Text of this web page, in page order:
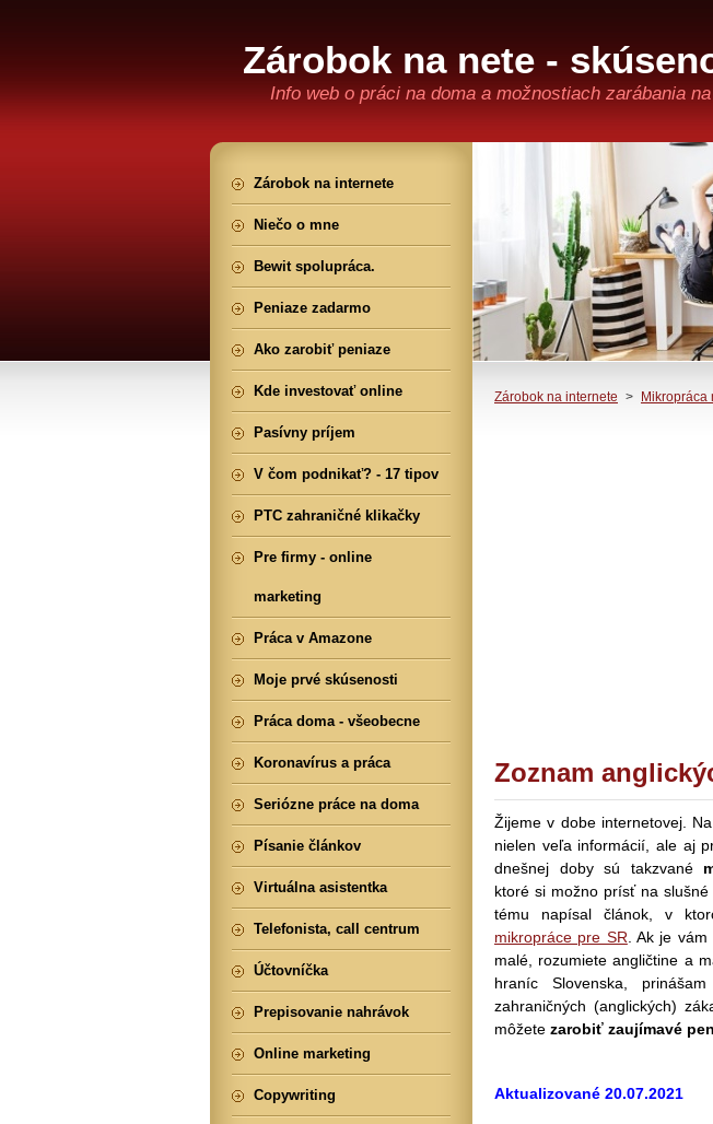
Zárobok na nete -
Info web o práci na doma a možnostiach zarábania
Zárobok na internete > Mikropráca
Zoznam
Žijeme v dobe internetovej.
nielen veľa informácií, ale aj
dnešnej doby sú takzvané
ktoré si možno prísť na
tému napísal článok, v
mikropráce pre SR . Ak je
malé, rozumiete angličtine a
hraníc Slovenska,
zahraničných (anglických)
môžete zarobiť zaujímavé
Aktualizované 20.07.2021
Zárobok na internete
Niečo o mne
Bewit spolupráca.
Peniaze zadarmo
Ako zarobiť peniaze
Kde investovať online
Pasívny príjem
V čom podnikať? - 17 tipov
PTC zahraničné klikačky
Pre firmy - online
marketing
Práca v Amazone
Moje prvé skúsenosti
Práca doma - všeobecne
Koronavírus a práca
Seriózne práce na doma
Písanie článkov
Virtuálna asistentka
Telefonista, call centrum
Účtovníčka
Prepisovanie nahrávok
Online marketing
Copywriting